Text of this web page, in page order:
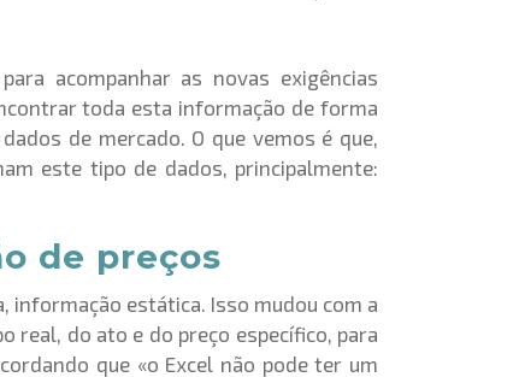
acompanhar as novas exigências
toda esta informação de forma
de mercado. O que vemos é que,
este tipo de dados, principalmente:
de preços
informação estática. Isso mudou com a
real, do ato e do preço específico, para
que «o Excel não pode ter um